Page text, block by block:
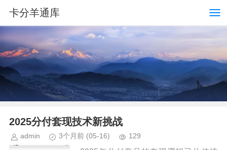
卡分羊通库
2025分付套现技术新挑战
admin 3个月前 (05-16) 129